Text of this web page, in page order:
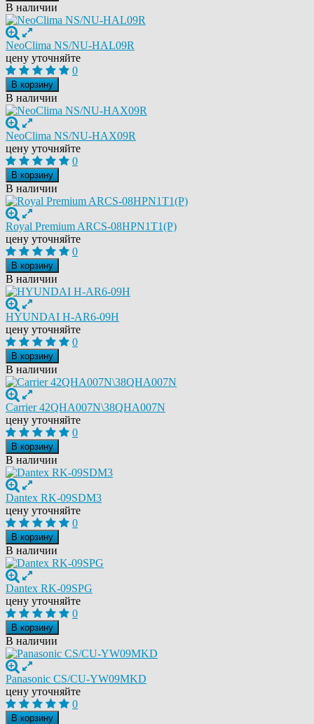
В наличии
NeoClima NS/NU-HAL09R
цену уточняйте
0
В корзину
В наличии
NeoClima NS/NU-HAX09R
цену уточняйте
0
В корзину
В наличии
Royal Premium ARCS-08HPN1T1(P)
цену уточняйте
0
В корзину
В наличии
HYUNDAI H-AR6-09H
цену уточняйте
0
В корзину
В наличии
Carrier 42QHA007N\38QHA007N
цену уточняйте
0
В корзину
В наличии
Dantex RK-09SDM3
цену уточняйте
0
В корзину
В наличии
Dantex RK-09SPG
цену уточняйте
0
В корзину
В наличии
Panasonic CS/CU-YW09MKD
цену уточняйте
0
В корзину